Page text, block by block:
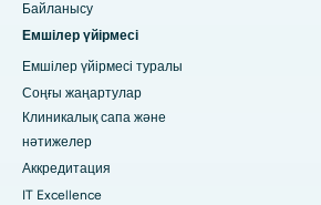
Байланысу
Емшілер үйірмесі
Емшілер үйірмесі туралы
Соңғы жаңартулар
Клиникалық сапа және
нәтижелер
Аккредитация
IT Excellence